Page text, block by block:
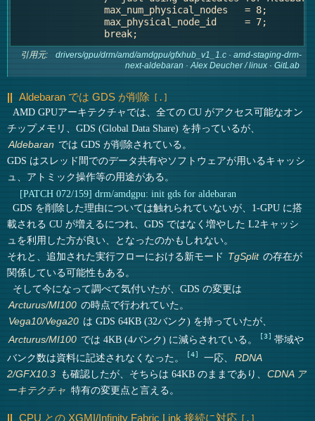
引用元:
drivers/gpu/drm/amd/amdgpu/gfxhub_v1_1.c · amd-staging-drm-
next-aldebaran · Alex Deucher / linux · GitLab
Aldebaran では GDS が削除
AMD GPUアーキテクチャでは、全ての CU がアクセス可能なオン
チップメモリ、GDS (Global Data Share) を持っているが、
Aldebaran では GDS が削除されている。
GDS はスレッド間でのデータ共有やソフトウェアが用いるキャッシ
ュ、アトミック操作等の用途がある。
[PATCH 072/159] drm/amdgpu: init gds for aldebaran
GDS を削除した理由については触れられていないが、1-GPU に搭
載される CU が増えるにつれ、GDS ではなく増やした L2キャッシ
ュを利用した方が良い、となったのかもしれない。
それと、追加された実行フローにおける新モード TgSplit の存在が
関係している可能性もある。
そして今になって調べて気付いたが、GDS の変更は
Arcturus/MI100 の時点で行われていた。
Vega10/Vega20 は GDS 64KB (32バンク) を持っていたが、
Arcturus/MI100 では 4KB (4バンク) に減らされている。 3
帯域や
バンク数は資料に記述されなくなった。
4 一応、
RDNA
2/GFX10.3 も確認したが、そちらは 64KB のままであり、
CDNA ア
ーキテクチャ 特有の変更点と言える。
CPU との XGMI/Infinity Fabric Link 接続に対応